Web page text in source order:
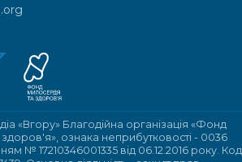
«Вгору» Благодійна організація «Фонд
ознака неприбутковості - 0036
№ 17210346001335 від 06.12.2016 року. Код